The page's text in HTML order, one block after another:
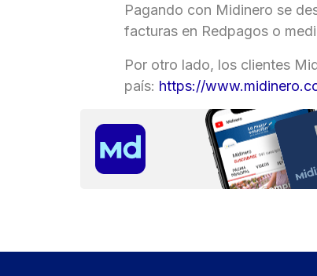
Pagando con Midinero se
facturas en Redpagos o
Por otro lado, los clientes
país: https://